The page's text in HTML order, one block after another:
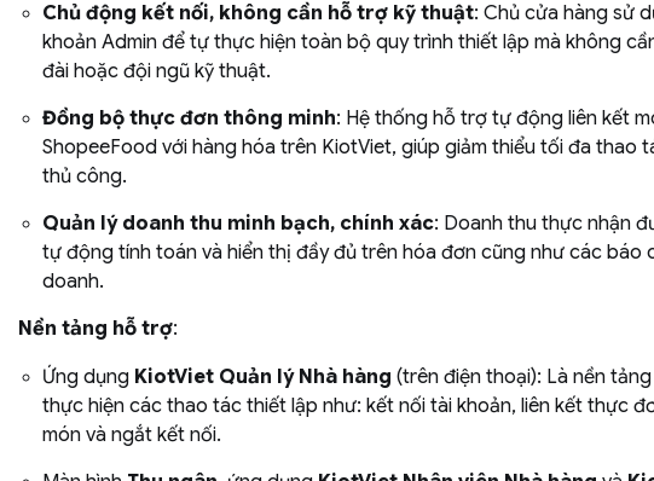
Chủ động kết nối, không cần hỗ trợ kỹ thuật: Chủ cửa hàng sử
khoản Admin để tự thực hiện toàn bộ quy trình thiết lập mà không
đài hoặc đội ngũ kỹ thuật.
Đồng bộ thực đơn thông minh: Hệ thống hỗ trợ tự động liên kết
ShopeeFood với hàng hóa trên KiotViet, giúp giảm thiểu tối đa thao
thủ công.
Quản lý doanh thu minh bạch, chính xác: Doanh thu thực nhận
tự động tính toán và hiển thị đầy đủ trên hóa đơn cũng như các báo
doanh.
Nền tảng hỗ trợ:
Ứng dụng KiotViet Quản lý Nhà hàng (trên điện thoại): Là nền
thực hiện các thao tác thiết lập như: kết nối tài khoản, liên kết thực
món và ngắt kết nối.